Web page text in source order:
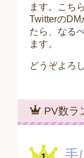
ます。こち
TwitterのDM
たら、なる
ます。
どうぞよろ
PV数ラ
手